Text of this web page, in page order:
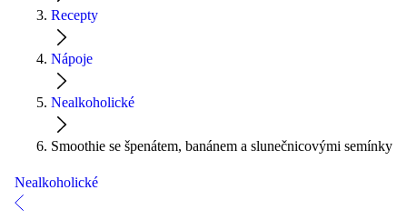
Recepty
Nápoje
Nealkoholické
Smoothie se špenátem, banánem a slunečnicovými semínky
Nealkoholické